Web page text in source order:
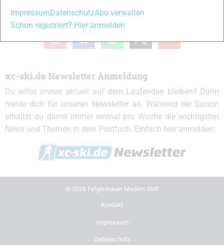
xc-ski.de in Social Media
instagram
xc-ski.de Newsletter Anmeldung
Du willst immer aktuell auf dem Laufenden bleiben? Dann
melde dich für unseren Newsletter an. Während der Saison
erhältst du damit immer einmal pro Woche die wichtigsten
News und Themen in dein Postfach. Einfach hier anmelden:
© 2026 Felgenhauer Medien GbR
Kontakt
Impressum
Datenschutz
Impressum DatenschutzAbo verwalten
Schon registriert? Hier anmelden